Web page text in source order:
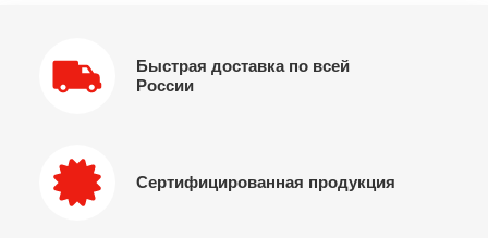
Быстрая доставка по всей
России
Сертифицированная продукция